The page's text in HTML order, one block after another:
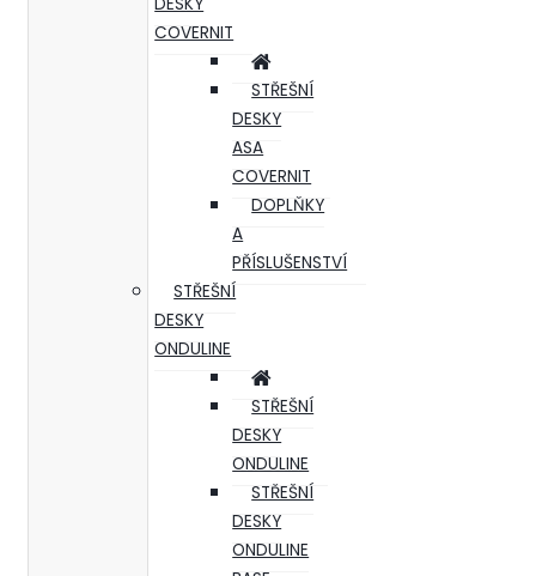
COVERNIT
STŘEŠNÍ
DESKY
ASA
COVERNIT
DOPLŇKY
A
PŘÍSLUŠENSTVÍ
STŘEŠNÍ
DESKY
ONDULINE
STŘEŠNÍ
DESKY
ONDULINE
STŘEŠNÍ
DESKY
ONDULINE